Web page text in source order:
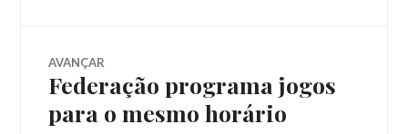
AVANÇAR
Federação programa jogos
para o mesmo horário